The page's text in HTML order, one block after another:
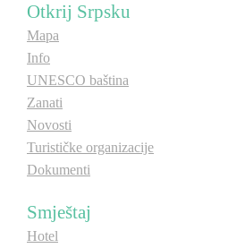
Otkrij Srpsku
Mapa
Info
UNESCO baština
Zanati
Novosti
Turističke organizacije
Dokumenti
Smještaj
Hotel